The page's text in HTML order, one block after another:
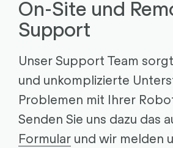
On-Site und
Support
Unser Support Team
und unkomplizierte
Problemen mit Ihrer
Senden Sie uns dazu das
Formularund wir melden